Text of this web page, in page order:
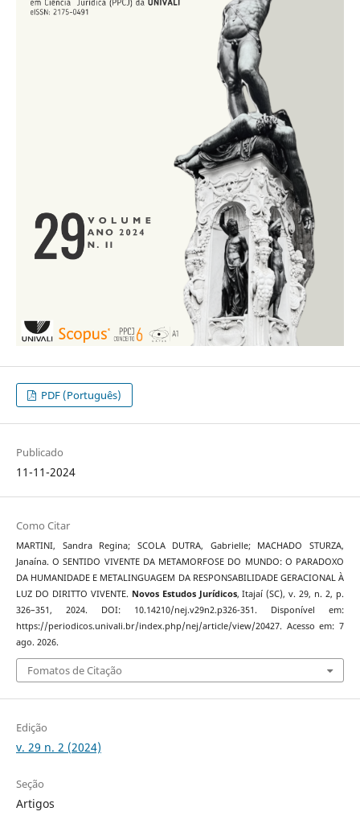
PDF (Português)
Publicado
11-11-2024
Como Citar
MARTINI, Sandra Regina; SCOLA DUTRA, Gabrielle; MACHADO STURZA,
Janaína. O SENTIDO VIVENTE DA METAMORFOSE DO MUNDO: O PARADOXO
DA HUMANIDADE E METALINGUAGEM DA RESPONSABILIDADE GERACIONAL À
LUZ DO DIRITTO VIVENTE. Novos Estudos Jurí­dicos, Itajaí­ (SC), v. 29, n. 2, p.
326–351, 2024. DOI: 10.14210/nej.v29n2.p326-351. Disponível em:
https://periodicos.univali.br/index.php/nej/article/view/20427. Acesso em: 7
ago. 2026.
Fomatos de Citação
Edição
v. 29 n. 2 (2024)
Seção
Artigos